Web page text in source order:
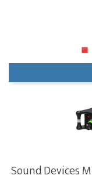
Sound Devices